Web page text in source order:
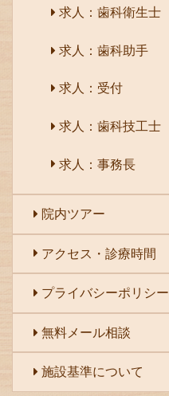
求人：歯科衛生士
求人：歯科助手
求人：受付
求人：歯科技工士
求人：事務長
院内ツアー
アクセス・診療時間
プライバシーポリシー
無料メール相談
施設基準について